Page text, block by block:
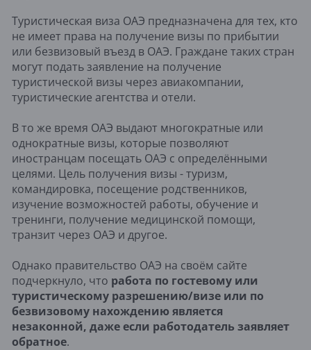
Туристическая виза ОАЭ предназначена для тех, кто
не имеет права на получение визы по прибытии
или безвизовый въезд в ОАЭ. Граждане таких стран
могут подать заявление на получение
туристической визы через авиакомпании,
туристические агентства и отели.
В то же время ОАЭ выдают многократные или
однократные визы, которые позволяют
иностранцам посещать ОАЭ с определёнными
целями. Цель получения визы - туризм,
командировка, посещение родственников,
изучение возможностей работы, обучение и
тренинги, получение медицинской помощи,
транзит через ОАЭ и другое.
Однако правительство ОАЭ на своём сайте
подчеркнуло, что работа по гостевому или
туристическому разрешению/визе или по
безвизовому нахождению является
незаконной, даже если работодатель заявляет
обратное.